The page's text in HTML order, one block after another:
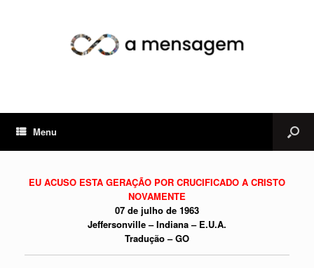
Menu
EU ACUSO ESTA GERAÇÃO POR CRUCIFICADO A CRISTO
NOVAMENTE
07 de julho de 1963
Jeffersonville – Indiana – E.U.A.
Tradução – GO